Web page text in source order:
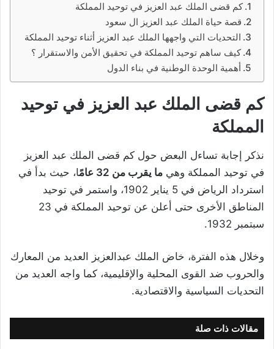
كم قضى الملك عبد العزيز في توحيد المملكة
قصة حياة الملك عبد العزيز ال سعود
التحديات التي واجهها الملك عبد العزيز أثناء توحيد المملكة
كيف ساهم توحيد المملكة في تحقيق الأمن والاستقرار ؟
أهمية الوحدة الوطنية في بناء الدول
كم قضى الملك عبد العزيز في توحيد
المملكة
نذكر إجابة تساءل البعض حول كم قضى الملك عبد العزيز
في توحيد المملكة وهي ما يقرب من 32 عامً
ا، حيث بدأ في
استرداد الرياض في 5 يناير 1902، واستمر في توحيد
المناطق الأخرى حتى أعلن عن توحيد المملكة في 23
سبتمبر 1932.
وخلال هذه الفترة، خاض الملك عبدالعزيز العديد من المعارك
والحروب ضد القوى المحلية والإقليمية، كما واجه العديد من
التحديات السياسية والاقتصادية.
مقالات ذات صلة